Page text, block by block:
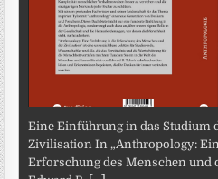
Eine Einführung in das Studium
Zivilisation In „Anthropology:
Erforschung des Menschen